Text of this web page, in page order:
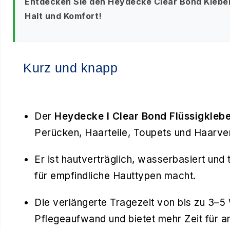
Halt und Komfort!
Kurz und knapp
Der Heydecke I Clear Bond
Perücken, Haarteile, Toupets und
Er ist hautverträglich, wasserbasiert
für empfindliche Hauttypen macht.
Die verlängerte Tragezeit von bis zu 3–5
Pflegeaufwand und bietet mehr Zeit für